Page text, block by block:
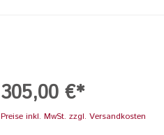
305,00 €*
Preise inkl. MwSt. zzgl. Versandkosten